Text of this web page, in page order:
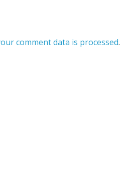
comment data is processed.